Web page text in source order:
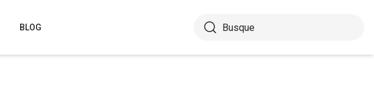
BLOG